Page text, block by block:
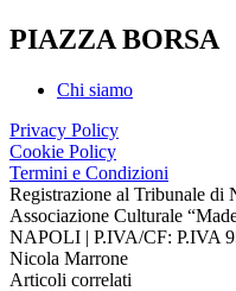
PIAZZA BORSA
Chi siamo
Privacy Policy
Cookie Policy
Termini e Condizioni
Registrazione al Tribunale di
Associazione Culturale
NAPOLI | P.IVA/CF: P.IVA
Nicola Marrone
Articoli correlati